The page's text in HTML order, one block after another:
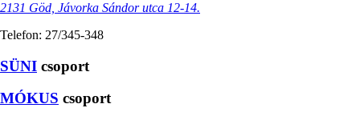
2131 Göd, Jávorka Sándor utca 12-14.
Telefon: 27/345-348
SÜNI csoport
MÓKUS csoport